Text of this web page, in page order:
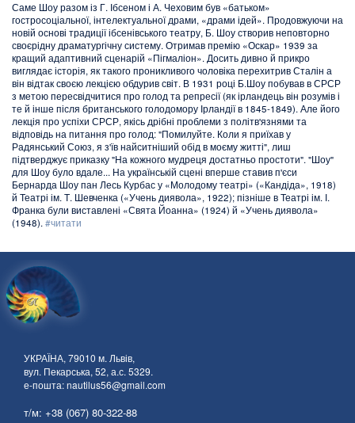
Саме Шоу разом із Г. Ібсеном і А. Чеховим був «батьком»
гостросоціальної, інтелектуальної драми, «драми ідей». Продовжуючи на
новій основі традиції ібсенівського театру, Б. Шоу створив неповторно
своєрідну драматургічну систему. Отримав премію «Оскар» 1939 за
кращий адаптивний сценарій «Пігмаліон». Досить дивно й прикро
виглядає історія, як такого проникливого чоловіка перехитрив Сталін а
він відтак своєю лекцією обдурив світ. В 1931 році Б.Шоу побував в СРСР
з метою пересвідчитися про голод та репресії (як ірландець він розумів і
те й інше після британського голодомору Ірландії в 1845-1849). Але його
лекція про успіхи СРСР, якісь дрібні проблеми з політв'язнями та
відповідь на питання про голод: "Помилуйте. Коли я приїхав у
Радянський Союз, я з'їв найситніший обід в моєму житті", лиш
підтверджує приказку "На кожного мудреця достатньо простоти". "Шоу"
для Шоу було вдале... На українській сцені вперше ставив п'єси
Бернарда Шоу пан Лесь Курбас у «Молодому театрі» («Кандіда», 1918)
й Театрі ім. Т. Шевченка («Учень диявола», 1922); пізніше в Театрі ім. І.
Франка були виставлені «Свята Йоанна» (1924) й «Учень диявола»
(1948). #читати
УКРАЇНА, 79010 м. Львів,
вул. Пекарська, 52, а.с. 5329.
е-пошта: nautilus56@gmail.com
т/м: +38 (067) 80-322-88